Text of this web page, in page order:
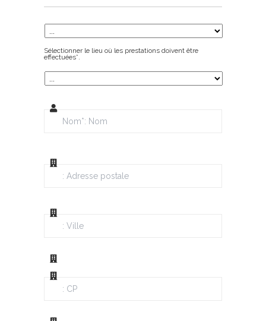
Sélectionner le lieu où les prestations doivent être
effectuées*.